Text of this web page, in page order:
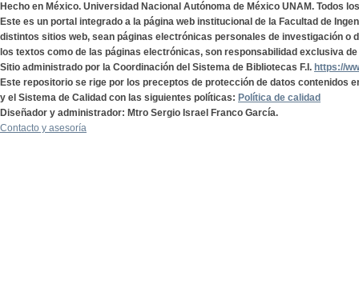
Hecho en México. Universidad Nacional Autónoma de México UNAM. Todos
Este es un portal integrado a la página web institucional de la Facultad de
distintos sitios web, sean páginas electrónicas personales de investigación o
los textos como de las páginas electrónicas, son responsabilidad exclusiva
Sitio administrado por la Coordinación del Sistema de Bibliotecas F.I. https://
Este repositorio se rige por los preceptos de protección de datos contenidos
y el Sistema de Calidad con las siguientes políticas: Política de calidad
Diseñador y administrador: Mtro Sergio Israel Franco García.
Contacto y asesoría